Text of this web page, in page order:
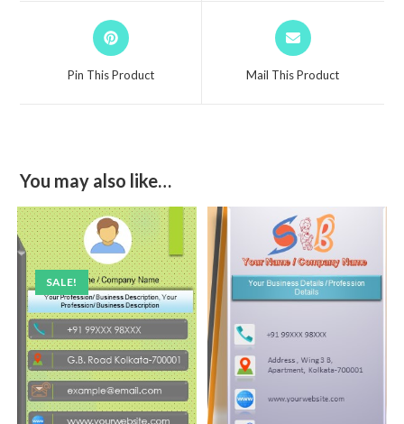
Pin This Product Mail This Product
You may also like…
SALE!